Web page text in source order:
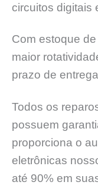
circuitos digitais
Com estoque
maior
prazo de
Todos os
possuem
proporciona o
eletrônicas
até 90% em